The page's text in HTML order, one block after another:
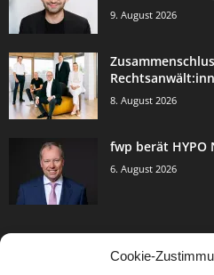
Cookie-
9. August 2026
8. August 2026
fwp berät HYPO
6. August 2026